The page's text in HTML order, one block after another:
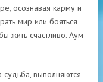
осознавая карму и
мир или бояться
жить счастливо. Аум
выполняются